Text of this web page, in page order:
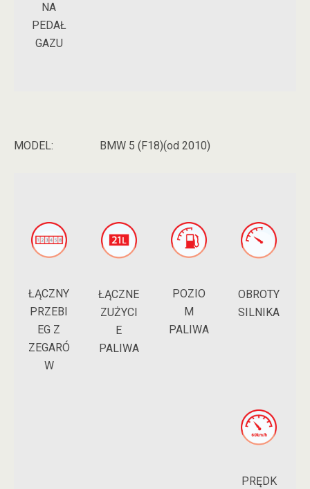
NA
PEDAŁ
GAZU
MODEL: BMW 5 (F18)(od 2010)
ŁĄCZNY
PRZEBI
EG Z
ZEGARÓ
W
ŁĄCZNE
ZUŻYCI
E
PALIWA
POZIO
M
PALIWA
OBROTY
SILNIKA
PRĘDK